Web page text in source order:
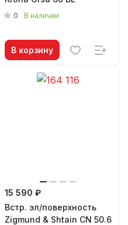
0 В наличии
В корзину
15 590 ₽
Встр. эл/поверхность
Zigmund & Shtain CN 50.6